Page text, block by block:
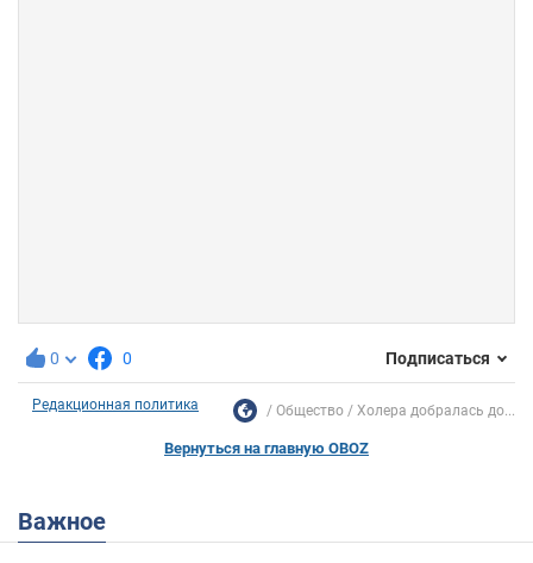
0 0 Подписаться
Редакционная политика Общество Холера добралась до...
Вернуться на главную OBOZ
Важное